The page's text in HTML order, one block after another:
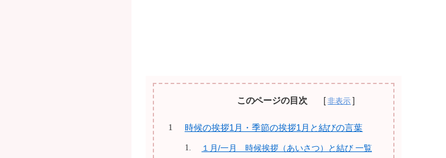
このページの目次
時候の挨拶1月・季節の挨拶1月と結びの言葉
１月/一月 時候挨拶（あいさつ）と結び 一覧